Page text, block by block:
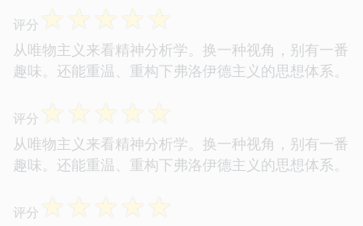
评分 ☆☆☆☆☆
从唯物主义来看精神分析学。换一种视角，别有一番
趣味。还能重温、重构下弗洛伊德主义的思想体系。
评分 ☆☆☆☆☆
从唯物主义来看精神分析学。换一种视角，别有一番
趣味。还能重温、重构下弗洛伊德主义的思想体系。
评分 ☆☆☆☆☆